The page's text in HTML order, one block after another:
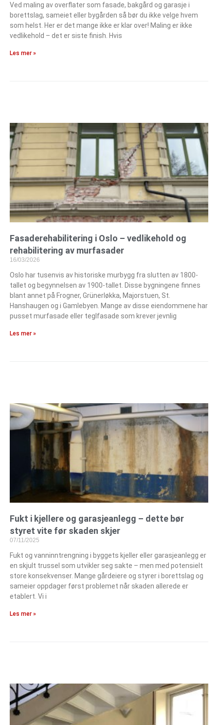
Ved maling av overflater som fasade, bakgård og garasje i
borettslag, sameiet eller bygården så bør du ikke velge hvem
som helst. Her er det mange ikke er klar over! Maling er ikke
vedlikehold – det er siste finish. Hvis
Les mer »
Fasaderehabilitering i Oslo – vedlikehold og
rehabilitering av murfasader
16/03/2026
Oslo har tusenvis av historiske murbygg fra slutten av 1800-
tallet og begynnelsen av 1900-tallet. Disse bygningene finnes
blant annet på Frogner, Grünerløkka, Majorstuen, St.
Hanshaugen og i Gamlebyen. Mange av disse eiendommene har
pusset murfasade eller teglfasade som krever jevnlig
Les mer »
Fukt i kjellere og garasjeanlegg – dette bør
styret vite før skaden skjer
07/11/2025
Fukt og vanninntrengning i byggets kjeller eller garasjeanlegg er
en skjult trussel som utvikler seg sakte – men med potensielt
store konsekvenser. Mange gårdeiere og styrer i borettslag og
sameier oppdager først problemet når skaden allerede er
etablert. Vi i
Les mer »